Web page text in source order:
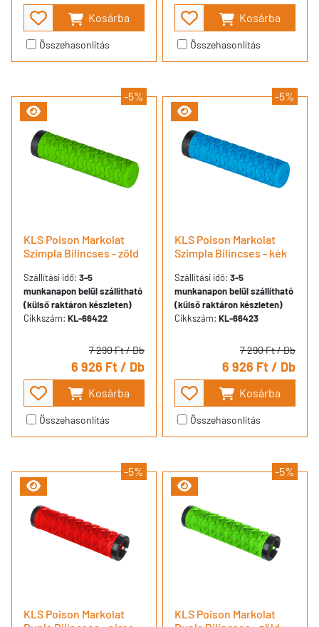
Kosárba
Összehasonlítás
Kosárba
Összehasonlítás
-5%
KLS Poison Markolat
Szimpla Bilincses - zöld
Szállítási idő: 3-5
munkanapon belül szállítható
(külső raktáron készleten)
Cikkszám: KL-66422
7 290 Ft/ Db
6 926 Ft/ Db
Kosárba
Összehasonlítás
-5%
KLS Poison Markolat
Szimpla Bilincses - kék
Szállítási idő: 3-5
munkanapon belül szállítható
(külső raktáron készleten)
Cikkszám: KL-66423
7 290 Ft/ Db
6 926 Ft/ Db
Kosárba
Összehasonlítás
-5%
KLS Poison Markolat
-5%
KLS Poison Markolat